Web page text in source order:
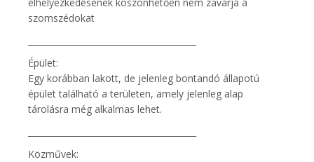
szomszédokat
Épület:
Egy korábban lakott, de jelenleg bontandó állapotú
épület található a területen, amely jelenleg alap
tárolásra még alkalmas lehet.
Közművek: